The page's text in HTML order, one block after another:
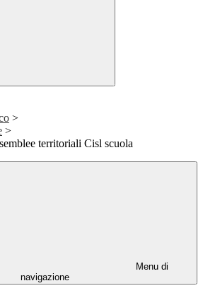
>
>
territoriali Cisl scuola
Menu di
navigazione